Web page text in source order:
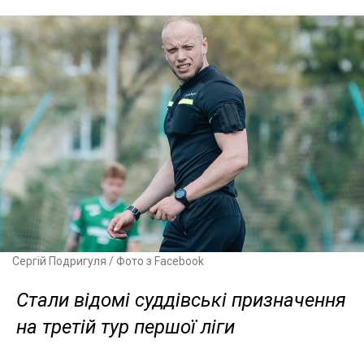
Сергій Подригуля / Фото з Facebook
Стали відомі суддівські призначення
на третій тур першої ліги